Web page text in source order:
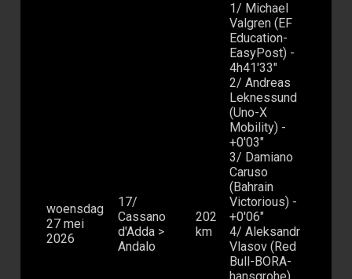
woensdag
27 mei
2026
17/
Cassano
d'Adda >
Andalo
202
km
1/ Michael
Valgren (EF
Education-
EasyPost) -
4h41'33"
2/ Andreas
Leknessund
(Uno-X
Mobility) -
+0'03"
3/ Damiano
Caruso
(Bahrain
Victorious) -
+0'06"
4/ Aleksandr
Vlasov (Red
Bull-BORA-